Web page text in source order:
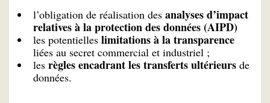
l’obligation de réalisation des analyses d’impact
relatives à la protection des données (AIPD)
les potentielles limitations à la transparence
liées au secret commercial et industriel ;
les règles encadrant les transferts ultérieurs de
données.